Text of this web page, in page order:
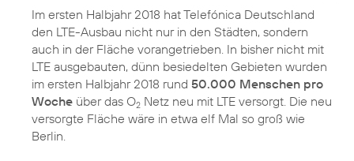
Im ersten Halbjahr 2018 hat Telefónica Deutschland
den LTE-Ausbau nicht nur in den Städten, sondern
auch in der Fläche vorangetrieben. In bisher nicht mit
LTE ausgebauten, dünn besiedelten Gebieten wurden
im ersten Halbjahr 2018 rund 50.000 Menschen pro
Woche über das O2 Netz neu mit LTE versorgt. Die neu
versorgte Fläche wäre in etwa elf Mal so groß wie
Berlin.